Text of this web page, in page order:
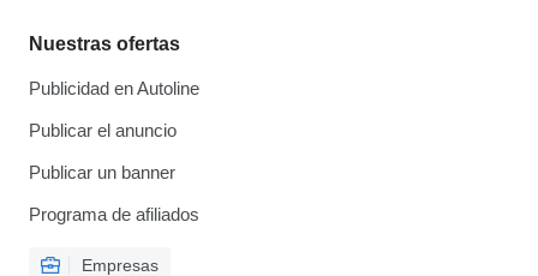
Nuestras ofertas
Publicidad en Autoline
Publicar el anuncio
Publicar un banner
Programa de afiliados
Empresas